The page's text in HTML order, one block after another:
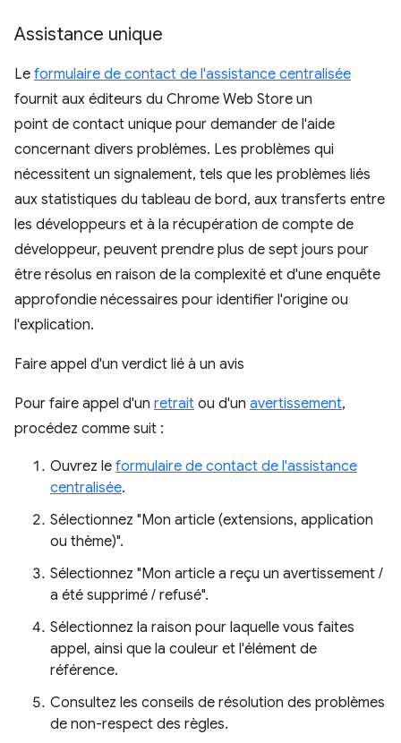
Assistance unique
Le formulaire de contact de l'assistance centralisée
fournit aux éditeurs du Chrome Web Store un
point de contact unique pour demander de l'aide
concernant divers problèmes. Les problèmes qui
nécessitent un signalement, tels que les problèmes liés
aux statistiques du tableau de bord, aux transferts entre
les développeurs et à la récupération de compte de
développeur, peuvent prendre plus de sept jours pour
être résolus en raison de la complexité et d'une enquête
approfondie nécessaires pour identifier l'origine ou
l'explication.
Faire appel d'un verdict lié à un avis
Pour faire appel d'un retrait ou d'un avertissement,
procédez comme suit :
Ouvrez le formulaire de contact de l'assistance
centralisée.
Sélectionnez "Mon article (extensions, application
ou thème)".
Sélectionnez "Mon article a reçu un avertissement /
a été supprimé / refusé".
Sélectionnez la raison pour laquelle vous faites
appel, ainsi que la couleur et l'élément de
référence.
Consultez les conseils de résolution des problèmes
de non-respect des règles.